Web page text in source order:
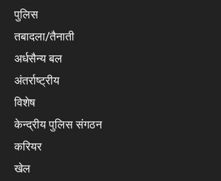
पुलिस
तबादला/तैनाती
अर्धसैन्य बल
अंतर्राष्ट्रीय
विशेष
केन्द्रीय पुलिस संगठन
करियर
खेल